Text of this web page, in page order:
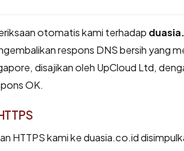
otomatis kami terhadap
respons DNS bersih yang
disajikan oleh UpCloud Ltd,
OK.
HTTPS kami ke duasia.co.id